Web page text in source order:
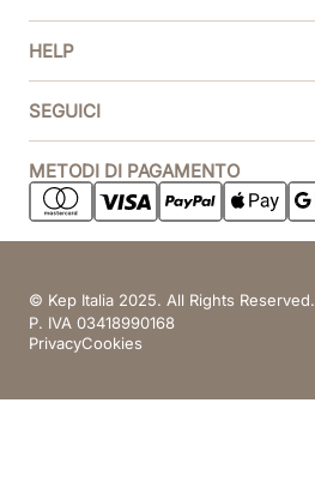
HELP
SEGUICI
METODI DI PAGAMENTO
© Kep Italia 2025. All Rights Reserved.
P. IVA 03418990168
PrivacyCookies